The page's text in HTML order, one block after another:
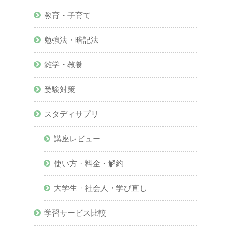
教育・子育て
勉強法・暗記法
雑学・教養
受験対策
スタディサプリ
講座レビュー
使い方・料金・解約
大学生・社会人・学び直し
学習サービス比較